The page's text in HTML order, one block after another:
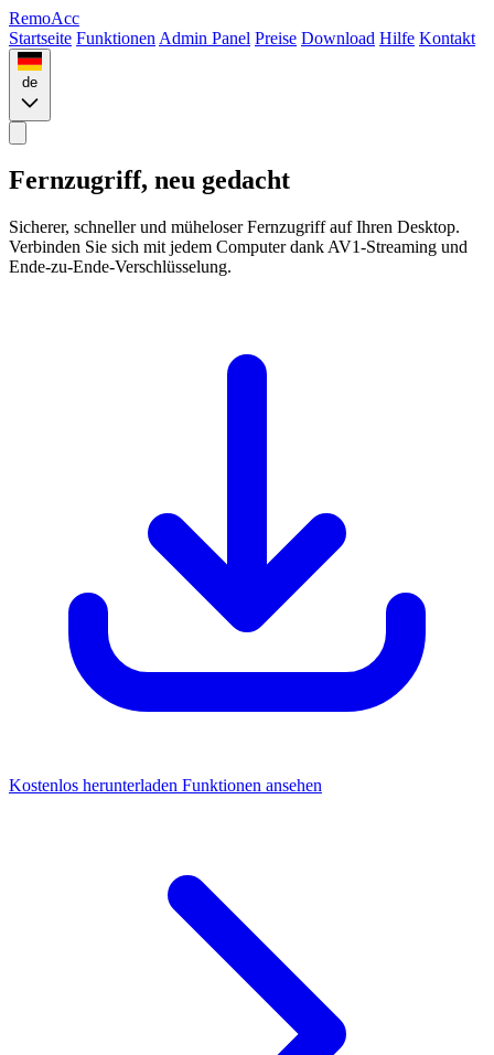
RemoAcc
Startseite Funktionen Admin Panel Preise Download Hilfe Kontakt
de
Fernzugriff, neu gedacht
Sicherer, schneller und müheloser Fernzugriff auf Ihren Desktop.
Verbinden Sie sich mit jedem Computer dank AV1-Streaming und
Ende-zu-Ende-Verschlüsselung.
Kostenlos herunterladen Funktionen ansehen